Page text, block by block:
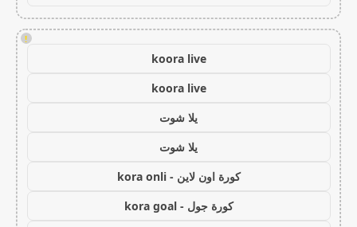
!
koora live
koora live
يلا شوت
يلا شوت
كورة اون لاين - kora onli
كورة جول - kora goal